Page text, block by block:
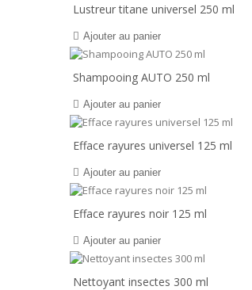
Lustreur titane universel 250 ml
Ajouter au panier
Shampooing AUTO 250 ml
Ajouter au panier
Efface rayures universel 125 ml
Ajouter au panier
Efface rayures noir 125 ml
Ajouter au panier
Nettoyant insectes 300 ml